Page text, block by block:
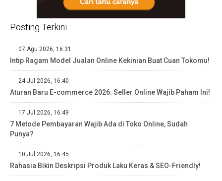
Posting Terkini
07 Agu 2026, 16:31
Intip Ragam Model Jualan Online Kekinian Buat Cuan Tokomu!
24 Jul 2026, 16:40
Aturan Baru E-commerce 2026: Seller Online Wajib Paham Ini!
17 Jul 2026, 16:49
7 Metode Pembayaran Wajib Ada di Toko Online, Sudah
Punya?
10 Jul 2026, 16:45
Rahasia Bikin Deskripsi Produk Laku Keras & SEO-Friendly!